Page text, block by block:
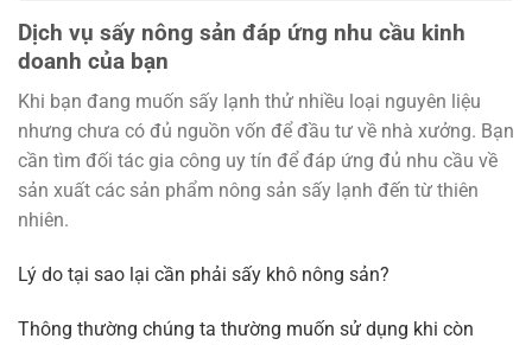
Dịch vụ sấy nông sản đáp ứng nhu cầu kinh
doanh của bạn
Khi bạn đang muốn sấy lạnh thử nhiều loại nguyên liệu
nhưng chưa có đủ nguồn vốn để đầu tư về nhà xưởng. Bạn
cần tìm đối tác gia công uy tín để đáp ứng đủ nhu cầu về
sản xuất các sản phẩm nông sản sấy lạnh đến từ thiên
nhiên.
Lý do tại sao lại cần phải sấy khô nông sản?
Thông thường chúng ta thường muốn sử dụng khi còn